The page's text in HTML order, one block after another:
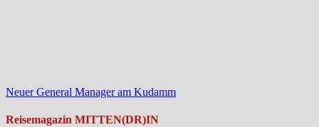
Neuer General Manager am Kudamm
Reisemagazin MITTEN(DR)IN